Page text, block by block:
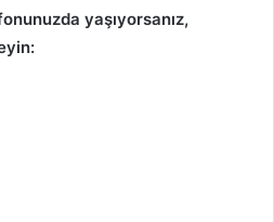
yaşıyorsanız,